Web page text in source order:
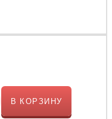
В КОРЗИНУ